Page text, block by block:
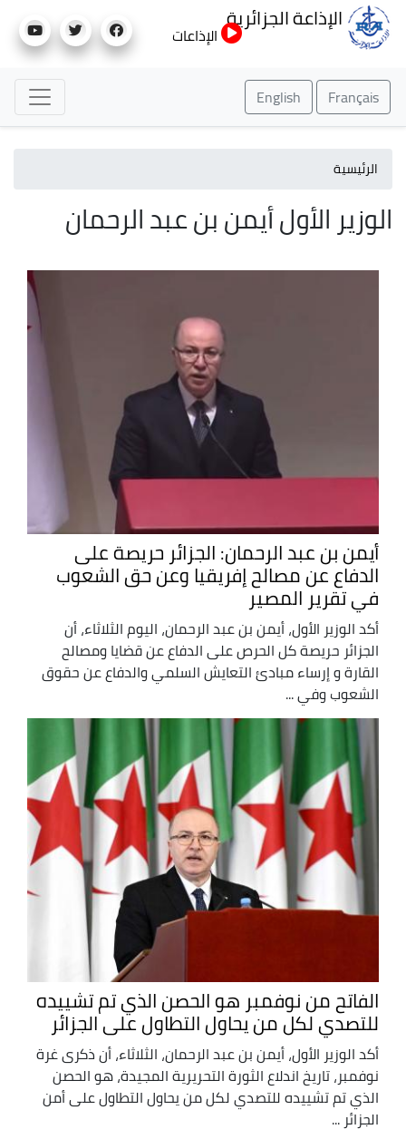
إلى
الإذاعة الجزائرية
الإذاعات
Français
English
الرئيسية
الوزير الأول أيمن بن عبد الرحمان
أيمن بن عبد الرحمان: الجزائر حريصة على
الدفاع عن مصالح إفريقيا وعن حق الشعوب
في تقرير المصير
أكد الوزير الأول، أيمن بن عبد الرحمان، اليوم الثلاثاء، أن
الجزائر حريصة كل الحرص على الدفاع عن قضايا ومصالح
القارة و إرساء مبادئ التعايش السلمي والدفاع عن حقوق
الشعوب وفي ...
الفاتح من نوفمبر هو الحصن الذي تم تشييده
للتصدي لكل من يحاول التطاول على الجزائر
أكد الوزير الأول، أيمن بن عبد الرحمان، الثلاثاء، أن ذكرى غرة
نوفمبر، تاريخ اندلاع الثورة التحريرية المجيدة، هو الحصن
الذي تم تشييده للتصدي لكل من يحاول التطاول على أمن
الجزائر ...